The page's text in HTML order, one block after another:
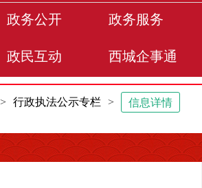
政务公开 政务服务
政民互动 西城企事通
> 行政执法公示专栏 > 信息详情